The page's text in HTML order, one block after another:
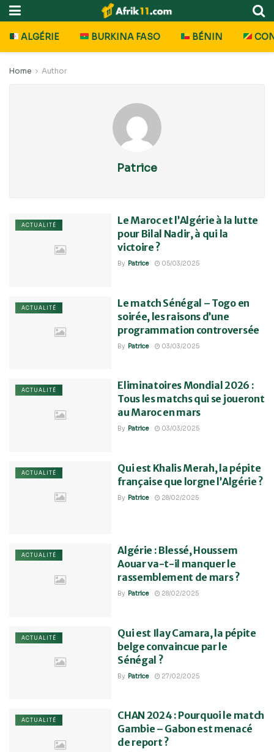
ALGÉRIE BURKINA FASO BÉNIN
Home Author
Patrice
ACTUALITÉ
Le Maroc et l’Algérie à la lutte
pour Bilal Nadir, à qui la
victoire ?
By Patrice 05/03/2025
ACTUALITÉ
Le match Sénégal – Togo en
soirée, les raisons d’une
programmation controversée
By Patrice 03/03/2025
ACTUALITÉ
Eliminatoires Mondial 2026 :
Tous les matchs qui se joueront
au Maroc en mars
By Patrice 03/03/2025
ACTUALITÉ
Qui est Khalis Merah, la pépite
française que lorgne l’Algérie ?
By Patrice 28/02/2025
ACTUALITÉ
Algérie : Blessé, Houssem
Aouar va-t-il manquer le
rassemblement de mars ?
By Patrice 28/02/2025
ACTUALITÉ
Qui est Ilay Camara, la pépite
belge convaincue par le
Sénégal ?
By Patrice 27/02/2025
ACTUALITÉ
CHAN 2024 : Pourquoi le match
Gambie – Gabon est menacé
de report ?